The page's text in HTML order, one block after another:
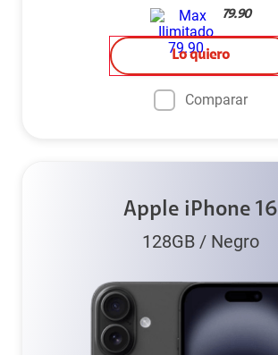
79.90
Lo quiero
Comparar
Apple iPhone 16
128GB/ Negro